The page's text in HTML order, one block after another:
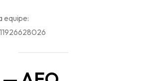
equipe: